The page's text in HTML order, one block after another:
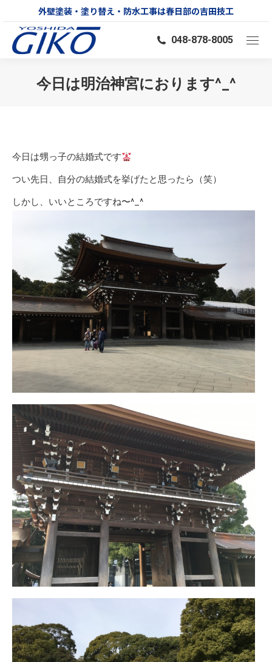
外壁塗装・塗り替え・防水工事は春日部の吉田技工
048-878-8005
今日は明治神宮におります^_^
今日は甥っ子の結婚式です
つい先日、自分の結婚式を挙げたと思ったら（笑）
しかし、いいところですね〜^_^